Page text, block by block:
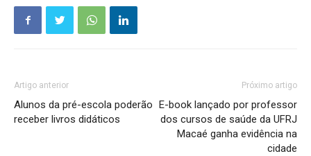
Artigo anterior
Alunos da pré-escola poderão
receber livros didáticos
Próximo artigo
E-book lançado por professor
dos cursos de saúde da UFRJ
Macaé ganha evidência na
cidade